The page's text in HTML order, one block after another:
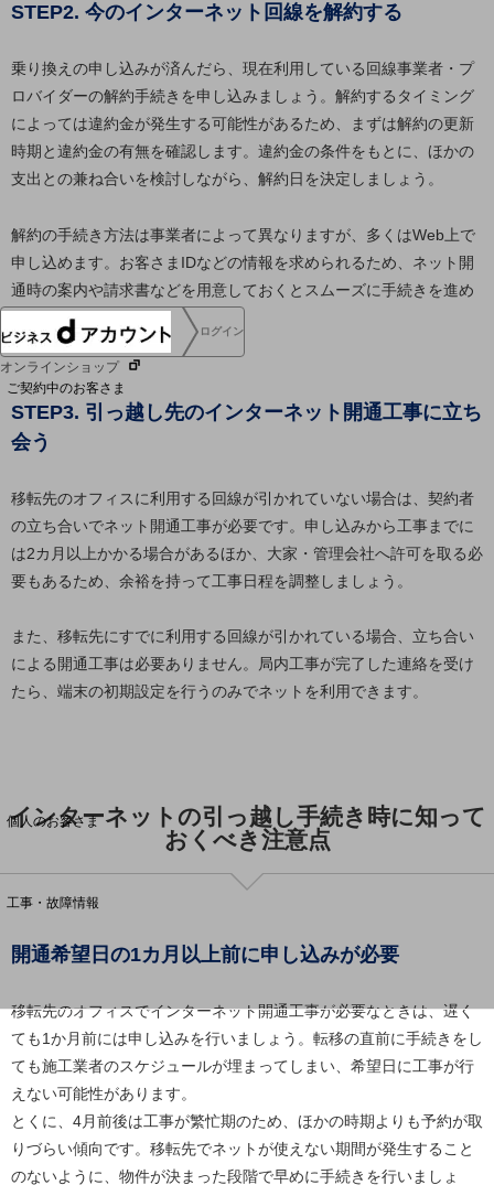
新卒採用
経験者採用
障がい者採用
人材育成制度
広告・協賛
広告
協賛
NTTドコモグループ
ログイン
オンラインショップ
ご契約中のお客さま
サービス別サポート情報
ご契約中サービスの一元管理
Web明細(ビリングステーション)
個人のお客さま
OCNなど
工事・故障情報
SDPFナレッジセンター
STEP2. 今のインターネット回線を解約する
乗り換えの申し込みが済んだら、現在利用している回線事業者・プ
ロバイダーの解約手続きを申し込みましょう。解約するタイミング
によっては違約金が発生する可能性があるため、まずは解約の更新
時期と違約金の有無を確認します。違約金の条件をもとに、ほかの
支出との兼ね合いを検討しながら、解約日を決定しましょう。
解約の手続き方法は事業者によって異なりますが、多くはWeb上で
申し込めます。お客さまIDなどの情報を求められるため、ネット開
通時の案内や請求書などを用意しておくとスムーズに手続きを進め
られるでしょう。
STEP3. 引っ越し先のインターネット開通工事に立ち
会う
移転先のオフィスに利用する回線が引かれていない場合は、契約者
の立ち合いでネット開通工事が必要です。申し込みから工事までに
は2カ月以上かかる場合があるほか、大家・管理会社へ許可を取る必
要もあるため、余裕を持って工事日程を調整しましょう。
また、移転先にすでに利用する回線が引かれている場合、立ち合い
による開通工事は必要ありません。局内工事が完了した連絡を受け
たら、端末の初期設定を行うのみでネットを利用できます。
インターネットの引っ越し手続き時に知って
おくべき注意点
開通希望日の1カ月以上前に申し込みが必要
移転先のオフィスでインターネット開通工事が必要なときは、遅く
ても1か月前には申し込みを行いましょう。転移の直前に手続きをし
ても施工業者のスケジュールが埋まってしまい、希望日に工事が行
えない可能性があります。
とくに、4月前後は工事が繁忙期のため、ほかの時期よりも予約が取
りづらい傾向です。移転先でネットが使えない期間が発生すること
のないように、物件が決まった段階で早めに手続きを行いましょ